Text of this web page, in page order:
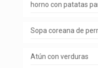
horno con patatas
Sopa coreana de
Atún con verduras